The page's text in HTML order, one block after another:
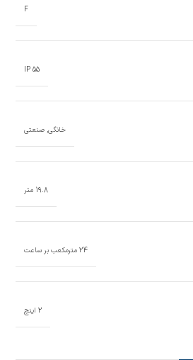
F
IP 55
خانگی, صنعتی
19.8 متر
24 مترمکعب بر ساعت
2 اینچ